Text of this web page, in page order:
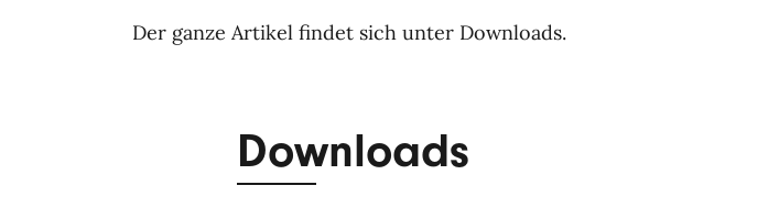
Der ganze Artikel findet sich unter Downloads.
Downloads